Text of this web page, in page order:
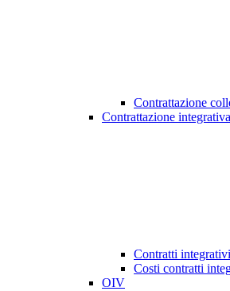
Contrattazione
Contrattazione integrativa
Contratti integrativi
Costi contratti
OIV